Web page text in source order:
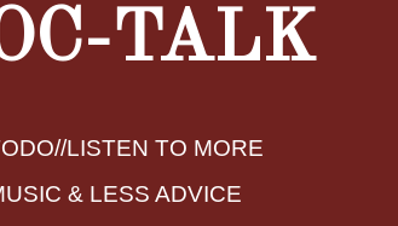
TALK
LISTEN TO MORE
& LESS ADVICE